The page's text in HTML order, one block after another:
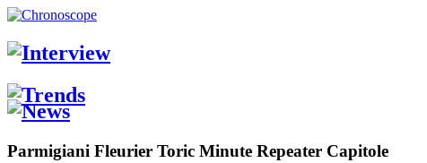
Parmigiani Fleurier Toric Minute Repeater Capitole